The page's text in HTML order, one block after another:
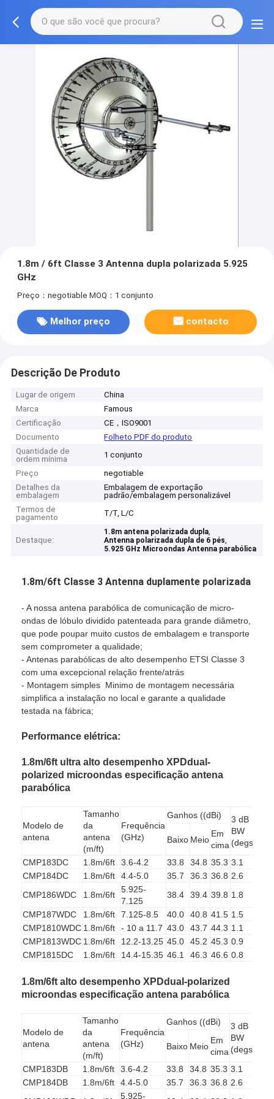
1.8m / 6ft Classe 3 Antenna dupla polarizada 5.925
GHz
Preço：negotiable MOQ：1 conjunto
Melhor preço contacto
Descrição De Produto
Lugar de origem
China
Marca
Famous
Certificação
CE，ISO9001
Documento
Folheto PDF do produto
Quantidade de
ordem mínima
1 conjunto
Preço
negotiable
Detalhes da
embalagem
Embalagem de exportação
padrão/embalagem personalizável
Termos de
pagamento
T/T, L/C
Destaque:
1.8m antena polarizada dupla,
Antenna polarizada dupla de 6 pés,
5.925 GHz Microondas Antenna parabólica
1.8m/6ft Classe 3 Antenna duplamente polarizada
- A nossa antena parabólica de comunicação de micro-
ondas de lóbulo dividido patenteada para grande diâmetro,
que pode poupar muito custos de embalagem e transporte
sem comprometer a qualidade;
- Antenas parabólicas de alto desempenho ETSI Classe 3
com uma excepcional relação frente/atrás
- Montagem simples ️ Minimo de montagem necessária
simplifica a instalação no local e garante a qualidade
testada na fábrica;
Performance elétrica:
1.8m/6ft ultra alto desempenho XPDdual-
polarized microondas especificação antena
parabólica
Modelo de
antena
Tamanho
da
antena
(m/ft)
Frequência
(GHz)
Ganhos ((dBi)
3 dB
BW
(degs)
Baixo Meio
Em
cima
CMP183DC
1.8m/6ft 3.6-4.2 33.8 34.8 35.3 3.1
CMP184DC
1.8m/6ft 4.4-5.0 35.7 36.3 36.8 2.6
CMP186WDC
1.8m/6ft
5.925-
7.125
38.4 39.4 39.8 1.8
CMP187WDC
1.8m/6ft 7.125-8.5 40.0 40.8 41.5 1.5
CMP1810WDC 1.8m/6ft - 10 a 11.7 43.0 43.7 44.3 1.1
CMP1813WDC 1.8m/6ft 12.2-13.25 45.0 45.2 45.3 0.9
CMP1815DC
1.8m/6ft 14.4-15.35 46.1 46.3 46.6 0.8
1.8m/6ft alto desempenho XPDdual-polarized
microondas especificação antena parabólica
Modelo de
antena
Tamanho
da
antena
(m/ft)
Frequência
(GHz)
Ganhos ((dBi)
3 dB
BW
(degs)
Baixo Meio
Em
cima
CMP183DB
1.8m/6ft 3.6-4.2 33.8 34.8 35.3 3.1
CMP184DB
1.8m/6ft 4.4-5.0 35.7 36.3 36.8 2.6
5.925-